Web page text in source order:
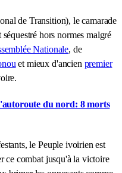
de Transition), le camarade
hors normes malgré
Nationale, de
et mieux d'ancien premier
du nord: 8 morts
le Peuple ivoirien est
ce combat jusqu'à la victoire